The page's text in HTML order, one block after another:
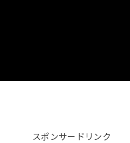
スポンサードリンク